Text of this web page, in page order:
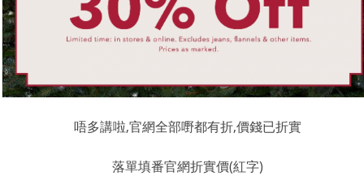
唔多講啦,官網全部嘢都有折,價錢已折實
落單填番官網折實價(紅字)